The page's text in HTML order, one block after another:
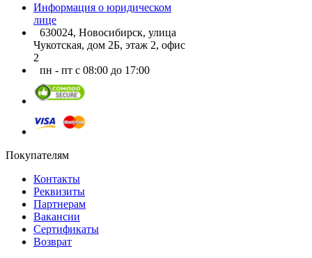
Информация о юридическом
лице
630024, Новосибирск, улица
Чукотская, дом 2Б, этаж 2, офис
2
пн - пт с 08:00 до 17:00
Покупателям
Контакты
Реквизиты
Партнерам
Вакансии
Сертификаты
Возврат